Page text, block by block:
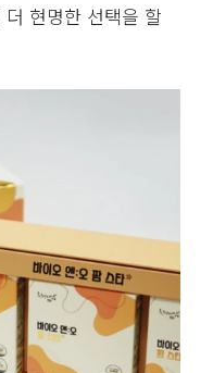
현명한 선택을 할